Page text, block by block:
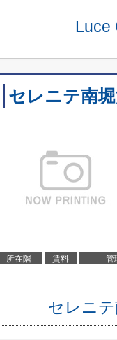
Luce
セレニテ南
所在階 賃料 管
セレニ